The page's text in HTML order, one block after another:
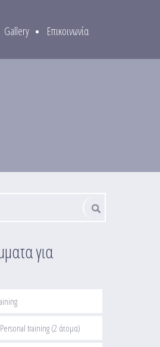
Gallery Επικοινωνία
για
training (2 άτομα)